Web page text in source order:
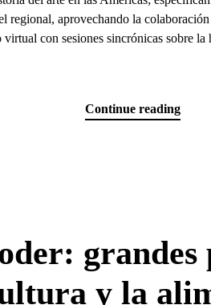
aprovechando la
virtual con sesiones sincrónicas sobre
Continue reading
grandes
y la